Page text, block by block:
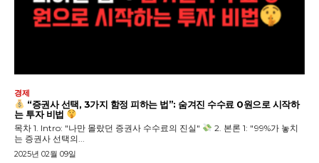
경제
“증권사 선택, 3가지 함정 피하는 법”: 숨겨진 수수료 0원으로 시작하
는 투자 비법
목차 1. Intro: "나만 몰랐던 증권사 수수료의 진실"
2. 본론 1: "99%가 놓치
는 증권사 선택의...
2025년 02월 09일